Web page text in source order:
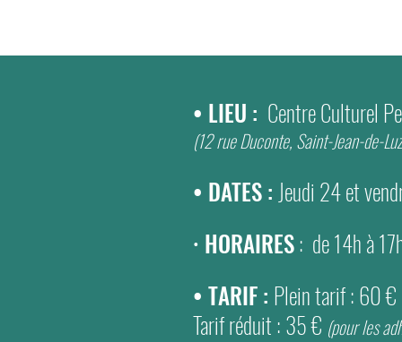
• LIEU : Centre Culturel
(12 rue Duconte, Saint-Jean-de-
• DATES : Jeudi 24 et
• HORAIRES: de 14h à
• TARIF : Plein tarif : 60 €
Tarif réduit : 35 € (pour les